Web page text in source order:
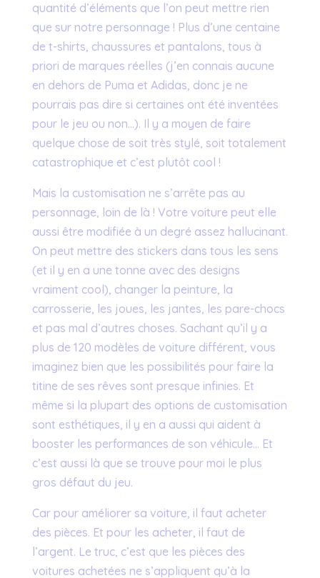
quantité d’éléments que l’on peut mettre rien
que sur notre personnage ! Plus d’une centaine
de t-shirts, chaussures et pantalons, tous à
priori de marques réelles (j’en connais aucune
en dehors de Puma et Adidas, donc je ne
pourrais pas dire si certaines ont été inventées
pour le jeu ou non…). Il y a moyen de faire
quelque chose de soit très stylé, soit totalement
catastrophique et c’est plutôt cool !
Mais la customisation ne s’arrête pas au
personnage, loin de là ! Votre voiture peut elle
aussi être modifiée à un degré assez hallucinant.
On peut mettre des stickers dans tous les sens
(et il y en a une tonne avec des designs
vraiment cool), changer la peinture, la
carrosserie, les joues, les jantes, les pare-chocs
et pas mal d’autres choses. Sachant qu’il y a
plus de 120 modèles de voiture différent, vous
imaginez bien que les possibilités pour faire la
titine de ses rêves sont presque infinies. Et
même si la plupart des options de customisation
sont esthétiques, il y en a aussi qui aident à
booster les performances de son véhicule… Et
c’est aussi là que se trouve pour moi le plus
gros défaut du jeu.
Car pour améliorer sa voiture, il faut acheter
des pièces. Et pour les acheter, il faut de
l’argent. Le truc, c’est que les pièces des
voitures achetées ne s’appliquent qu’à la